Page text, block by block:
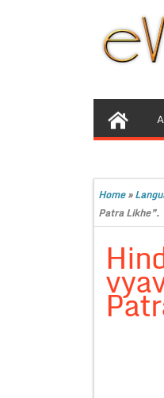
Home»
Patra Likhe”.